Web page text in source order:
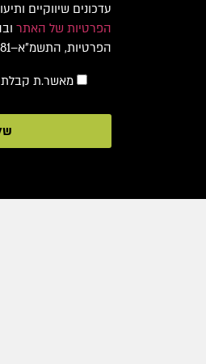
עדכונים שיווקיים
הפרטיות של האתר
הפרטיות, התשמ"א–1981 והתיקון לחוק.
מאשר.ת קבלת